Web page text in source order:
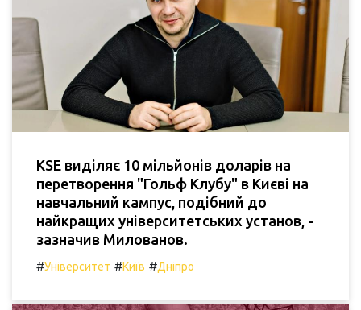
KSE виділяє 10 мільйонів доларів на
перетворення "Гольф Клубу" в Києві на
навчальний кампус, подібний до
найкращих університетських установ, -
зазначив Милованов.
#Університет #Київ #Дніпро